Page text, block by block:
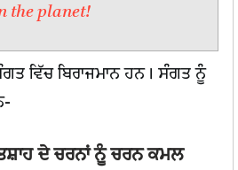
the planet!
ਵਿੱਚ ਬਿਰਾਜਮਾਨ ਹਨ। ਸੰਗਤ ਨੂੰ
ਦੇ ਚਰਨਾਂ ਨੂੰ ਚਰਨ ਕਮਲ